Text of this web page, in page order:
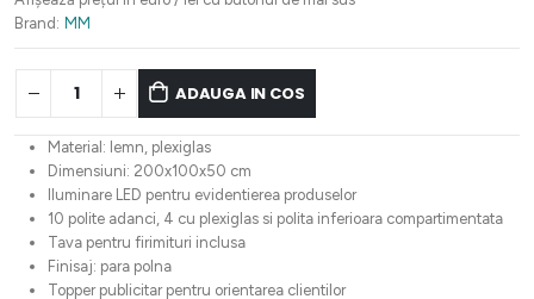
Brand: MM
ADAUGA IN COS
Material: lemn, plexiglas
Dimensiuni: 200x100x50 cm
Iluminare LED pentru evidentierea produselor
10 polite adanci, 4 cu plexiglas si polita inferioara compartimentata
Tava pentru firimituri inclusa
Finisaj: para polna
Topper publicitar pentru orientarea clientilor